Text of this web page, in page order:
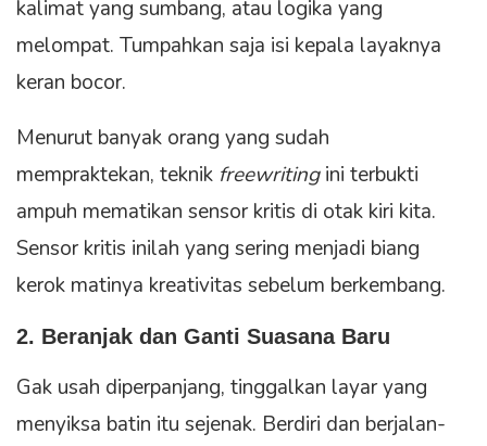
kalimat yang sumbang, atau logika yang
melompat. Tumpahkan saja isi kepala layaknya
keran bocor.
Menurut banyak orang yang sudah
mempraktekan, teknik freewritingini terbukti
ampuh mematikan sensor kritis di otak kiri kita.
Sensor kritis inilah yang sering menjadi biang
kerok matinya kreativitas sebelum berkembang.
2. Beranjak dan Ganti Suasana Baru
Gak usah diperpanjang, tinggalkan layar yang
menyiksa batin itu sejenak. Berdiri dan berjalan-